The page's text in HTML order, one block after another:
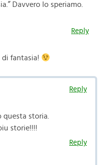
Davvero lo speriamo.
Reply
di fantasia!
Reply
storia.
storie!!!!
Reply